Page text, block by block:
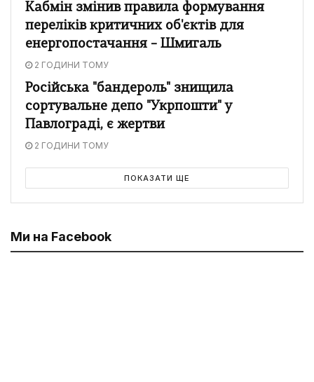
Кабмін змінив правила формування
переліків критичних об'єктів для
енергопостачання – Шмигаль
2 ГОДИНИ ТОМУ
Російська "бандероль" знищила
сортувальне депо "Укрпошти" у
Павлограді, є жертви
2 ГОДИНИ ТОМУ
ПОКАЗАТИ ЩЕ
Ми на Facebook